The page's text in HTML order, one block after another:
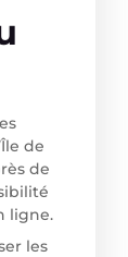
de
de
ligne.
les